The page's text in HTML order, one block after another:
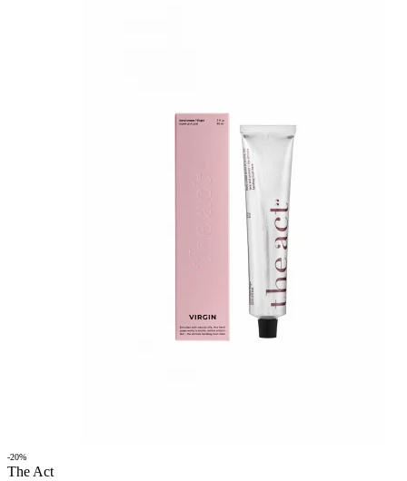
-20%
The Act